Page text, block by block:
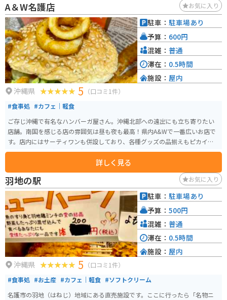
A＆W名護店 お気に入り
沖縄県 5 （口コミ1件）
#食事処 #カフェ｜軽食
ご存じ沖縄で有名なハンバーガ屋さん。沖縄北部への遠出にも立ち寄りたい
店舗。南国を感じる店の雰囲気は昼も夜も最高！県内A&Wで一番広いお店で
す。店内にはサーティワンも併設しており、各種グッズの品揃えもピカイチ。
季節に合わせた飾り付けも好感がもてます。
詳しく見る
駐車： 駐車場あり
予算： 600円
混雑： 普通
滞在： 0.5時間
施設： 屋内
羽地の駅 お気に入り
沖縄県 5 （口コミ1件）
#食事処 #お土産 #カフェ｜軽食 #ソフトクリーム
名護市の羽地（はねじ）地域にある直売施設です。ここに行ったら「名物ニ
駐車： 駐車場あり
予算： 500円
混雑： 普通
滞在： 0.5時間
施設： 屋内